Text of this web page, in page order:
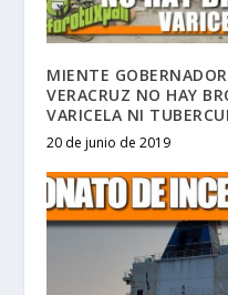
MIENTE
VERACRUZ NO HAY
VARICELA NI
20 de junio de 2019